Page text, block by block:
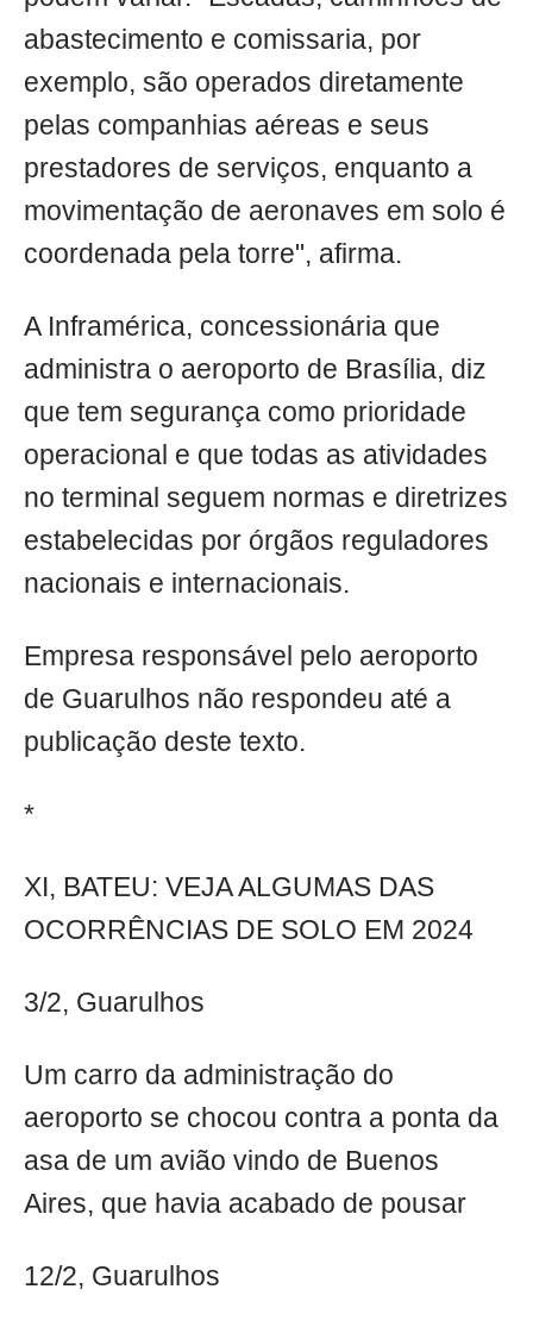
abastecimento e comissaria, por
exemplo, são operados diretamente
pelas companhias aéreas e seus
prestadores de serviços, enquanto a
movimentação de aeronaves em solo é
coordenada pela torre", afirma.
A Inframérica, concessionária que
administra o aeroporto de Brasília, diz
que tem segurança como prioridade
operacional e que todas as atividades
no terminal seguem normas e diretrizes
estabelecidas por órgãos reguladores
nacionais e internacionais.
Empresa responsável pelo aeroporto
de Guarulhos não respondeu até a
publicação deste texto.
*
XI, BATEU: VEJA ALGUMAS DAS
OCORRÊNCIAS DE SOLO EM 2024
3/2, Guarulhos
Um carro da administração do
aeroporto se chocou contra a ponta da
asa de um avião vindo de Buenos
Aires, que havia acabado de pousar
12/2, Guarulhos